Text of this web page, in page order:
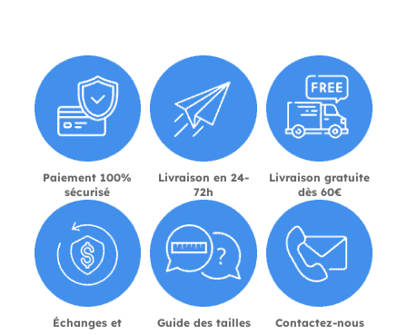
Paiement 100%
sécurisé
Livraison en 24-
72h
Livraison gratuite
dès 60€
Échanges et
Guide des tailles Contactez-nous